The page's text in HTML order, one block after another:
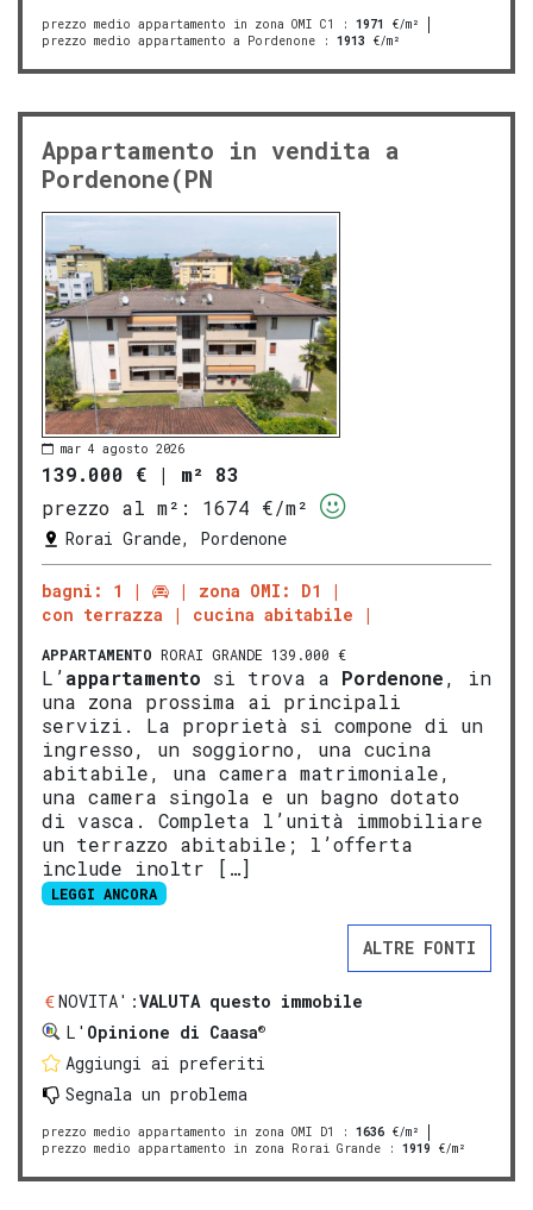
prezzo medio appartamento in zona OMI C1 : 1971
€/m²
prezzo medio appartamento a Pordenone : 1913 €/m²
Appartamento in vendita a
Pordenone(PN
mar 4 agosto 2026
139.000 € | m² 83
prezzo al m²:
1674 €/m²
Rorai Grande, Pordenone
bagni: 1
zona OMI: D1
con terrazza
cucina abitabile
APPARTAMENTO RORAI GRANDE 139.000 €
L’appartamento si trova a Pordenone, in
una zona prossima ai principali
servizi. La proprietà si compone di un
ingresso, un soggiorno, una cucina
abitabile, una camera matrimoniale,
una camera singola e un bagno dotato
di vasca. Completa l’unità immobiliare
un terrazzo abitabile; l’offerta
include inoltr […]
LEGGI ANCORA
ALTRE FONTI
NOVITA':VALUTA questo immobile
L' Opinione di Caasa®
Aggiungi ai preferiti
Segnala un problema
prezzo medio appartamento in zona OMI D1 : 1636 €/m²
prezzo medio appartamento in zona Rorai Grande : 1919 €/m²